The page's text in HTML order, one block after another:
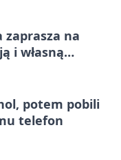
zaprasza na
i własną
potem pobili
telefon